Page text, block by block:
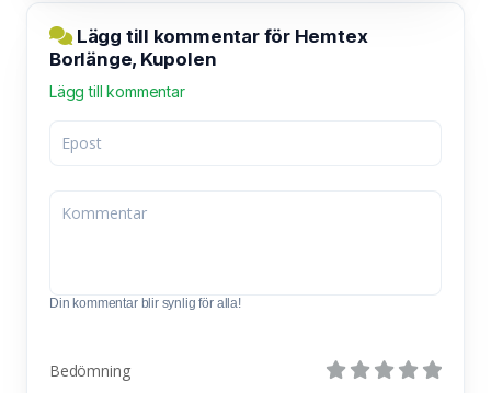
Lägg till kommentar för Hemtex
Borlänge, Kupolen
Lägg till kommentar
Din kommentar blir synlig för alla!
Bedömning